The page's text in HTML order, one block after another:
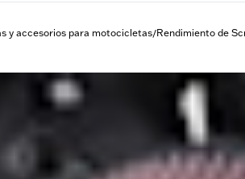
y accesorios para motocicletas/Rendimiento de